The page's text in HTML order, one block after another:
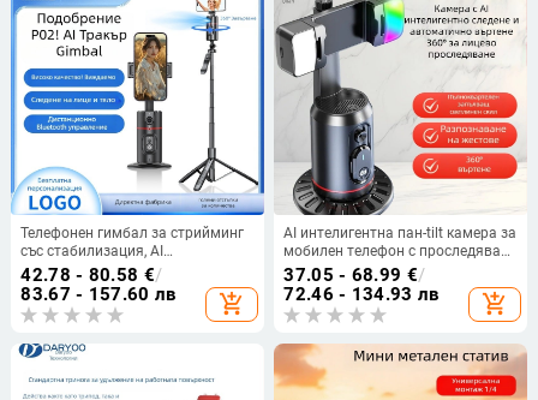
Телефонен гимбал за стрийминг
със стабилизация, AI
проследяване на лица и 360°
панорамно завъртане; Bluetooth
настройка, ABS корпус, тегло 340
g
42.78 - 80.58 €/
83.67 - 157.60 лв
add_shopping_cart
AI интелигентна пан-tilt камера за
мобилен телефон с проследяване
на лице и стабилизация, 360°
хоризонтално и вертикално
въртене, без монтаж, ABS, 295 g
37.05 - 68.99 €/
72.46 - 134.93 лв
add_shopping_cart